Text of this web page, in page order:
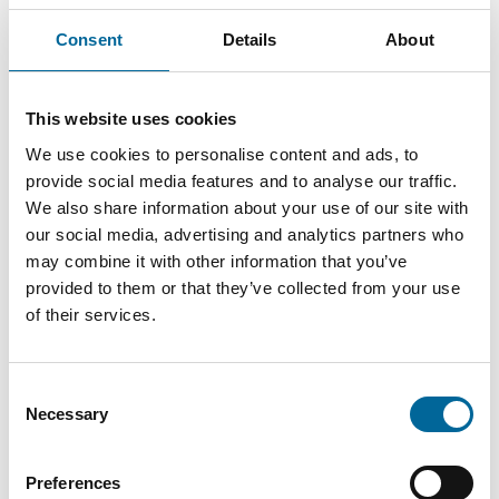
Consent Details About
This website uses cookies
We use cookies to personalise content and ads, to
provide social media features and to analyse our traffic.
We also share information about your use of our site with
our social media, advertising and analytics partners who
may combine it with other information that you’ve
provided to them or that they’ve collected from your use
of their services.
Selection
Necessary
Preferences
H05Z-K
mm²
GREENLine
HF90 /
H05Z-K 1
1 mm² 2.5 mm
13
kg/km
Nedlastinger